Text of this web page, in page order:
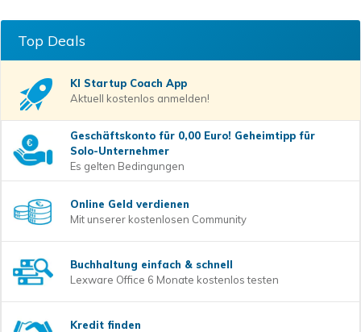
Top Deals
KI Startup Coach App
Aktuell kostenlos anmelden!
Geschäftskonto für 0,00 Euro! Geheimtipp für
Solo-Unternehmer
Es gelten Bedingungen
Online Geld verdienen
Mit unserer kostenlosen Community
Buchhaltung einfach & schnell
Lexware Office 6 Monate kostenlos testen
Kredit finden